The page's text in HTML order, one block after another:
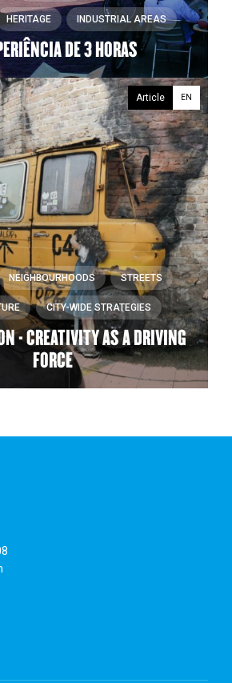
HERITAGE INDUSTRIAL AREAS
DE 3 HORAS
Article EN
CITY-WIDE STRATEGIES
NEIGHBOURHOODS STREETS
- CREATIVITY AS A DRIVING
FORCE